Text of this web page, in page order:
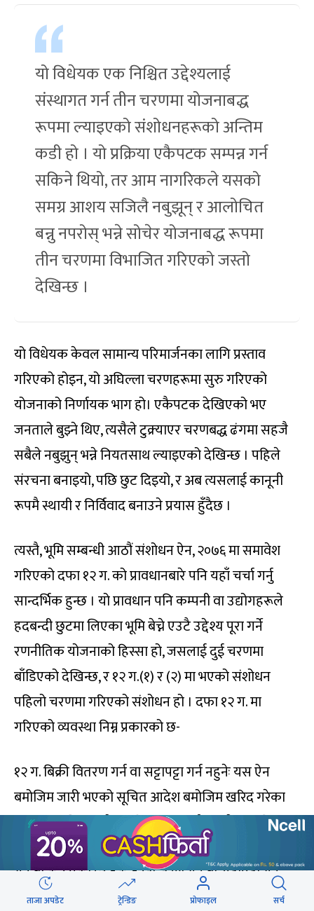
यो विधेयक एक निश्चित उद्देश्यलाई
संस्थागत गर्न तीन चरणमा योजनाबद्ध
रूपमा ल्याइएको संशोधनहरूको अन्तिम
कडी हो । यो प्रक्रिया एकैपटक सम्पन्न गर्न
सकिने थियो, तर आम नागरिकले यसको
समग्र आशय सजिलै नबुझून् र आलोचित
बन्नु नपरोस् भन्ने सोचेर योजनाबद्ध रूपमा
तीन चरणमा विभाजित गरिएको जस्तो
देखिन्छ ।
यो विधेयक केवल सामान्य परिमार्जनका लागि प्रस्ताव
गरिएको होइन, यो अघिल्ला चरणहरूमा सुरु गरिएको
योजनाको निर्णायक भाग हो। एकैपटक देखिएको भए
जनताले बुझ्ने थिए, त्यसैले टुक्र्याएर चरणबद्ध ढंगमा सहजै
सबैले नबुझुन् भन्ने नियतसाथ ल्याइएको देखिन्छ । पहिले
संरचना बनाइयो, पछि छुट दिइयो, र अब त्यसलाई कानूनी
रूपमै स्थायी र निर्विवाद बनाउने प्रयास हुँदैछ ।
त्यस्तै, भूमि सम्बन्धी आठौं संशोधन ऐन, २०७६ मा समावेश
गरिएको दफा १२ ग. को प्रावधानबारे पनि यहाँ चर्चा गर्नु
सान्दर्भिक हुन्छ । यो प्रावधान पनि कम्पनी वा उद्योगहरूले
हदबन्दी छुटमा लिएका भूमि बेच्ने एउटै उद्देश्य पूरा गर्ने
रणनीतिक योजनाको हिस्सा हो, जसलाई दुई चरणमा
बाँडिएको देखिन्छ, र १२ ग.(१) र (२) मा भएको संशोधन
पहिलो चरणमा गरिएको संशोधन हो । दफा १२ ग. मा
गरिएको व्यवस्था निम्न प्रकारको छ-
१२ ग. बिक्री वितरण गर्न वा सट्टापट्टा गर्न नहुनेः यस ऐन
बमोजिम जारी भएको सूचित आदेश बमोजिम खरिद गरेका
जग्गा सम्बन्धित उद्योग, प्रतिष्ठान, कम्पनी, आयोजना, शिक्षण
संस्था वा अन्य कुनै पनि संस्थाले कसैलाई पनि बिक्री वितरण
गर्न वा कुनै प्रकारले हक हस्तान्तरण गर्न वा सट्टापट्टा गर्न
पाउने छैन ।
ताजा अपडेट ट्रेन्डिङ प्रोफाइल सर्च